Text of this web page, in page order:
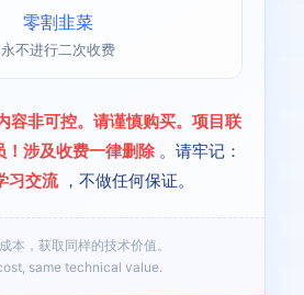
零割韭菜
永不进行二次收费
容非可控。请谨慎购买。项目联
！涉及收费一律删除 。请牢记：
习交流 ，不做任何保证。
本，获取同样的技术价值。
same technical value.